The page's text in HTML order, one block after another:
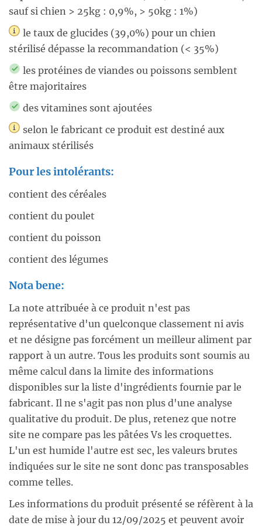
sauf si chien > 25kg : 0,9%, > 50kg : 1%)
le taux de glucides (39,0%) pour un chien
stérilisé dépasse la recommandation (< 35%)
les protéines de viandes ou poissons semblent
être majoritaires
des vitamines sont ajoutées
selon le fabricant ce produit est destiné aux
animaux stérilisés
Pour les intolérants:
contient des céréales
contient du poulet
contient du poisson
contient des légumes
Nota bene:
La note attribuée à ce produit n'est pas
représentative d'un quelconque classement ni avis
et ne désigne pas forcément un meilleur aliment par
rapport à un autre. Tous les produits sont soumis au
même calcul dans la limite des informations
disponibles sur la liste d'ingrédients fournie par le
fabricant. Il ne s'agit pas non plus d'une analyse
qualitative du produit. De plus, retenez que notre
site ne compare pas les pâtées Vs les croquettes.
L'un est humide l'autre est sec, les valeurs brutes
indiquées sur le site ne sont donc pas transposables
comme telles.
Les informations du produit présenté se réfèrent à la
date de mise à jour du 12/09/2025 et peuvent avoir